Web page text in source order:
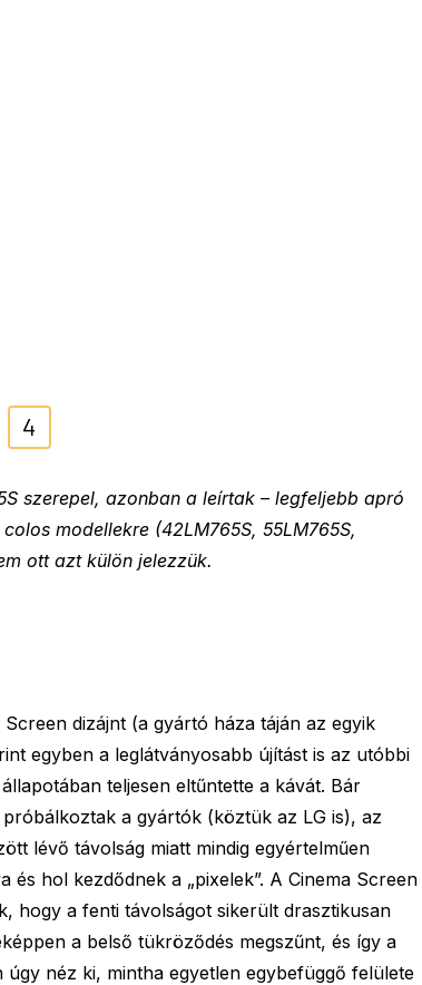
4
szerepel, azonban a leírtak – legfeljebb apró
modellekre (42LM765S, 55LM765S,
ott azt külön jelezzük.
dizájnt (a gyártó háza táján az egyik
egyben a leglátványosabb újítást is az utóbbi
teljesen eltűntette a kávát. Bár
a gyártók (köztük az LG is), az
lévő távolság miatt mindig egyértelműen
és hol kezdődnek a „pixelek”. A Cinema Screen
hogy a fenti távolságot sikerült drasztikusan
a belső tükröződés megszűnt, és így a
néz ki, mintha egyetlen egybefüggő felülete